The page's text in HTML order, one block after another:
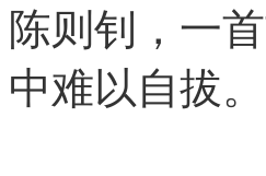
陈则钊，一
中难以自拔。